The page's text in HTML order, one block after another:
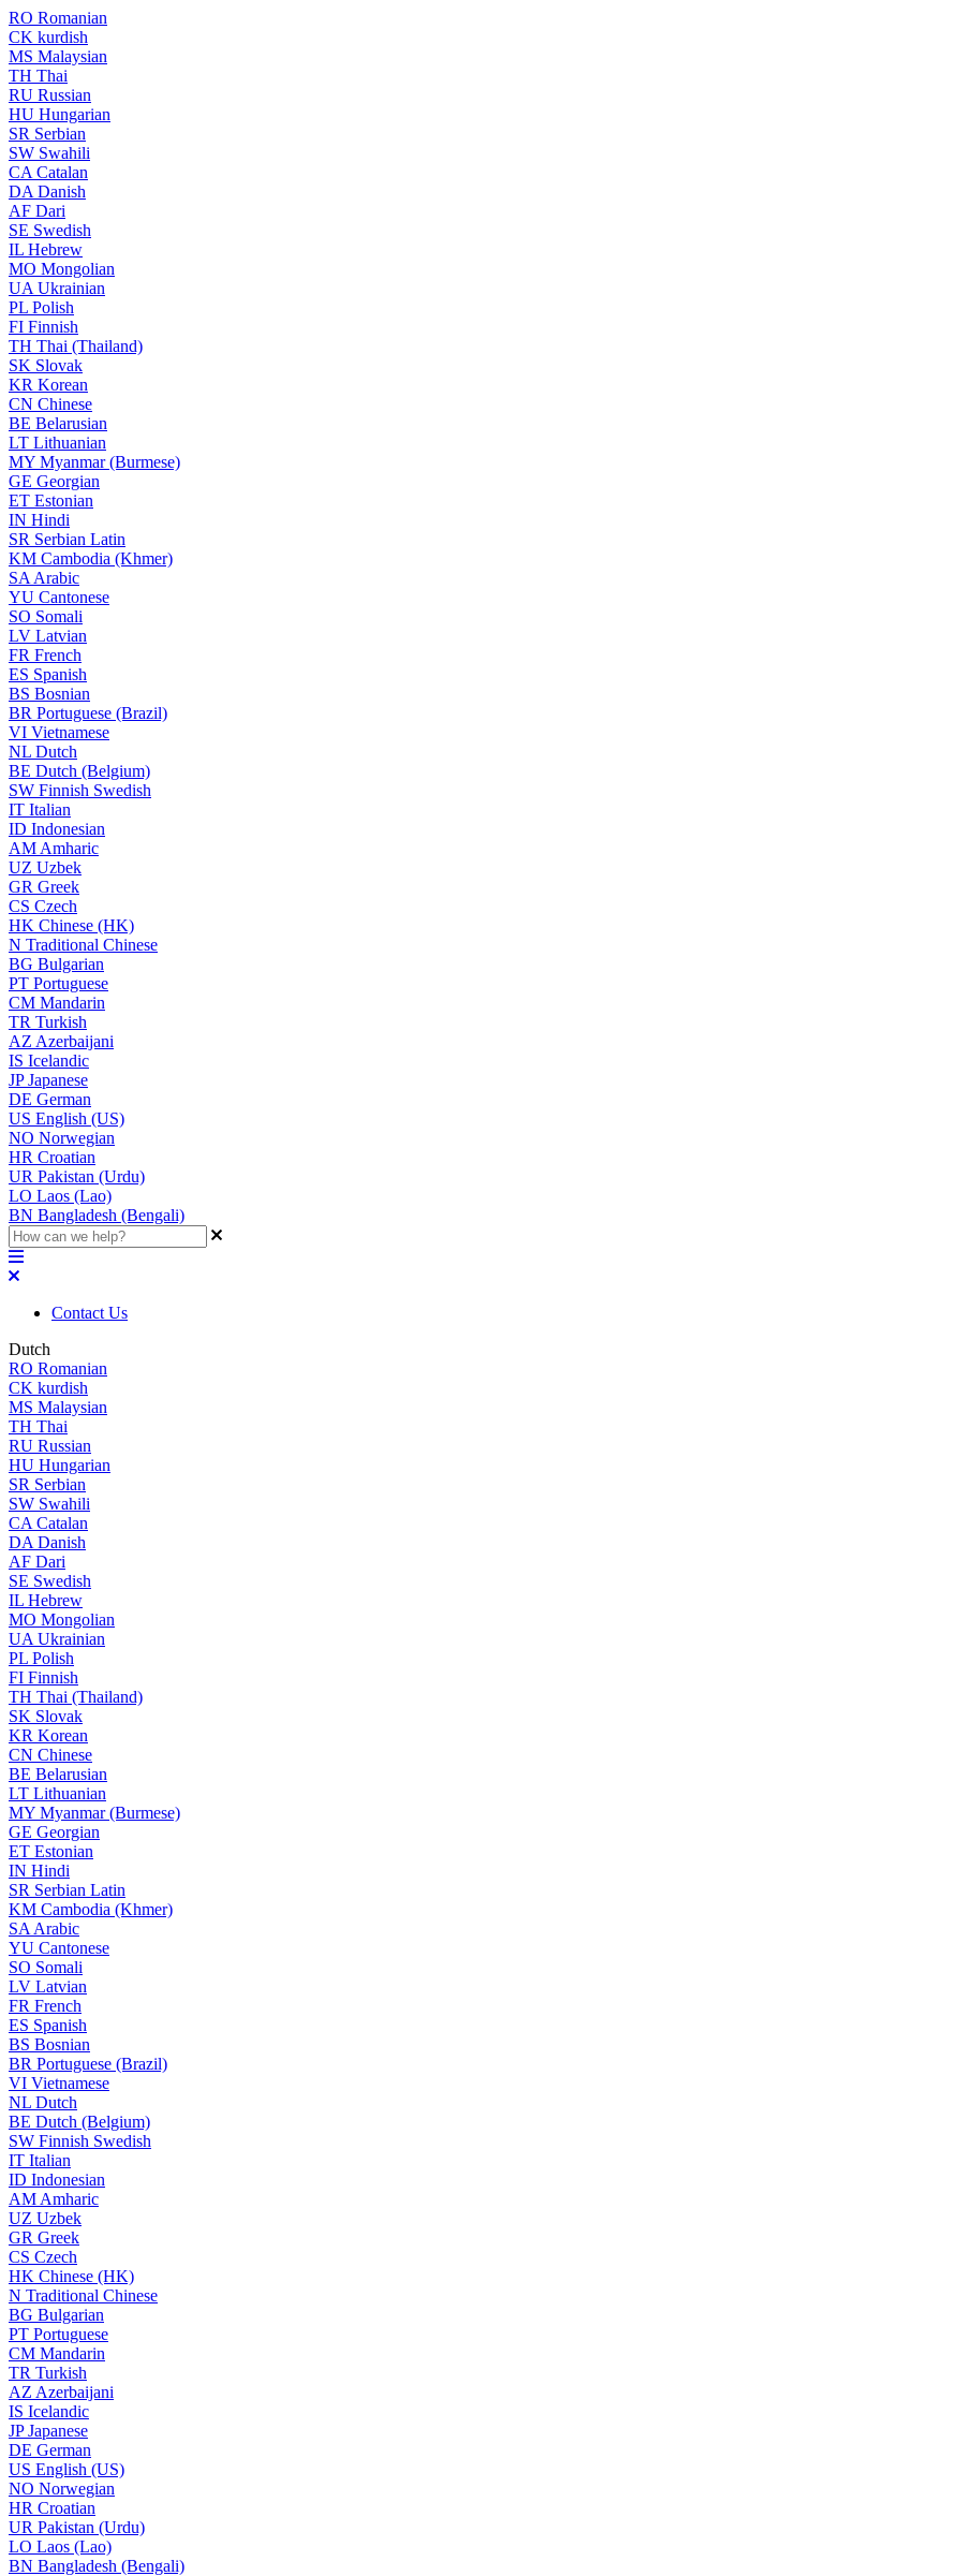
RO Romanian
CK kurdish
MS Malaysian
TH Thai
RU Russian
HU Hungarian
SR Serbian
SW Swahili
CA Catalan
DA Danish
AF Dari
SE Swedish
IL Hebrew
MO Mongolian
UA Ukrainian
PL Polish
FI Finnish
TH Thai (Thailand)
SK Slovak
KR Korean
CN Chinese
BE Belarusian
LT Lithuanian
MY Myanmar (Burmese)
GE Georgian
ET Estonian
IN Hindi
SR Serbian Latin
KM Cambodia (Khmer)
SA Arabic
YU Cantonese
SO Somali
LV Latvian
FR French
ES Spanish
BS Bosnian
BR Portuguese (Brazil)
VI Vietnamese
NL Dutch
BE Dutch (Belgium)
SW Finnish Swedish
IT Italian
ID Indonesian
AM Amharic
UZ Uzbek
GR Greek
CS Czech
HK Chinese (HK)
N Traditional Chinese
BG Bulgarian
PT Portuguese
CM Mandarin
TR Turkish
AZ Azerbaijani
IS Icelandic
JPJapanese
DE German
US English (US)
NO Norwegian
HR Croatian
UR Pakistan (Urdu)
LO Laos (Lao)
BN Bangladesh (Bengali)
Contact Us
Dutch
RO Romanian
CK kurdish
MS Malaysian
TH Thai
RU Russian
HU Hungarian
SR Serbian
SW Swahili
CA Catalan
DA Danish
AF Dari
SE Swedish
IL Hebrew
MO Mongolian
UA Ukrainian
PL Polish
FI Finnish
TH Thai (Thailand)
SK Slovak
KR Korean
CN Chinese
BE Belarusian
LT Lithuanian
MY Myanmar (Burmese)
GE Georgian
ET Estonian
IN Hindi
SR Serbian Latin
KM Cambodia (Khmer)
SA Arabic
YU Cantonese
SO Somali
LV Latvian
FR French
ES Spanish
BS Bosnian
BR Portuguese (Brazil)
VI Vietnamese
NL Dutch
BE Dutch (Belgium)
SW Finnish Swedish
IT Italian
ID Indonesian
AM Amharic
UZ Uzbek
GR Greek
CS Czech
HK Chinese (HK)
N Traditional Chinese
BG Bulgarian
PT Portuguese
CM Mandarin
TR Turkish
AZ Azerbaijani
IS Icelandic
JPJapanese
DE German
US English (US)
NO Norwegian
HR Croatian
UR Pakistan (Urdu)
LO Laos (Lao)
BN Bangladesh (Bengali)